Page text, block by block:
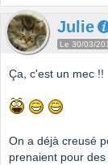
Julie
Le 30/03/
Ça, c'est un mec !!
On a déjà creusé
prenaient pour